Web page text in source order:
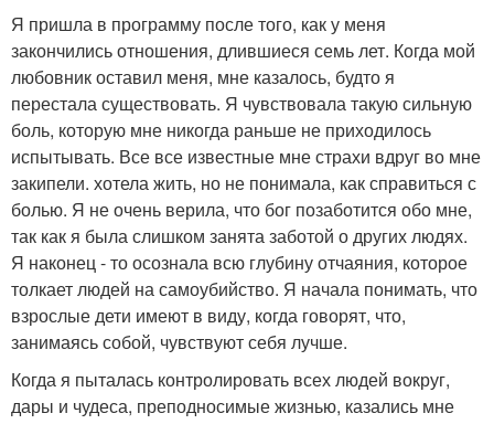
Я пришла в программу после того, как у меня
закончились отношения, длившиеся семь лет. Когда мой
любовник оставил меня, мне казалось, будто я
перестала существовать. Я чувствовала такую сильную
боль, которую мне никогда раньше не приходилось
испытывать. Все все известные мне страхи вдруг во мне
закипели. хотела жить, но не понимала, как справиться с
болью. Я не очень верила, что бог позаботится обо мне,
так как я была слишком занята заботой о других людях.
Я наконец - то осознала всю глубину отчаяния, которое
толкает людей на самоубийство. Я начала понимать, что
взрослые дети имеют в виду, когда говорят, что,
занимаясь собой, чувствуют себя лучше.
Когда я пыталась контролировать всех людей вокруг,
дары и чудеса, преподносимые жизнью, казались мне